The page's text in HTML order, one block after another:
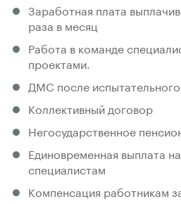
Заработная плата
раза в месяц
Работа в команде
проектами.
ДМС после
Коллективный договор
Негосударственное
Единовременная выплата
специалистам
Компенсация работникам